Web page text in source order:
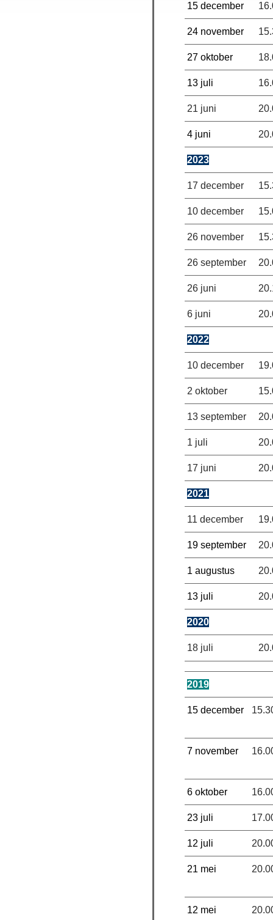
15 december
24 november
27 oktober
13 juli
21 juni
4 juni
2023
17 december
10 december
26 november
26 september
26 juni
6 juni
2022
10 december
2 oktober
13 september
1 juli
17 juni
2021
11 december
19 september
1 augustus
13 juli
2020
18 juli
2019
15 december
7 november
6 oktober
23 juli
12 juli
21 mei
12 mei